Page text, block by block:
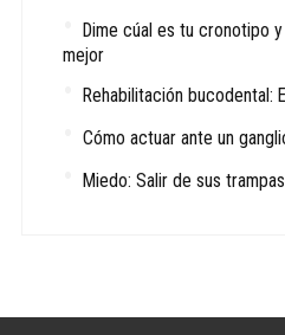
Dime cúal es tu cronotipo
mejor
Rehabilitación bucodental:
Cómo actuar ante un
Miedo: Salir de sus